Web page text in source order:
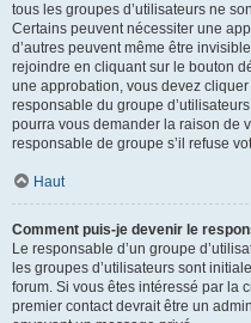
tous les groupes d’utilisateurs ne
Certains peuvent nécessiter une
d’autres peuvent même être
rejoindre en cliquant sur le bouton
une approbation, vous devez
responsable du groupe
pourra vous demander la raison de
responsable de groupe s’il refuse
Haut
Comment puis-je devenir le
Le responsable d’un groupe
les groupes d’utilisateurs sont
forum. Si vous êtes intéressé par la
premier contact devrait être un